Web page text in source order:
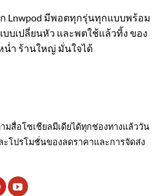
Lnwpod มีพอตทุกรุ่นทุกแบบพร้อม
บเปลี่ยนหัว และพตใช้แล้วทิ้ง ของ
น่ำ ร้านใหญ่ มั่นใจได้
มสื่อโซเชียลมีเดียได้ทุกช่องทางแล้ววัน
โปรโมชั่นของลดราคาและการจัดส่ง